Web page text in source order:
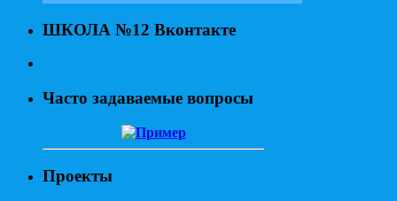
ШКОЛА №12 Вконтакте
Часто задаваемые вопросы
Проекты